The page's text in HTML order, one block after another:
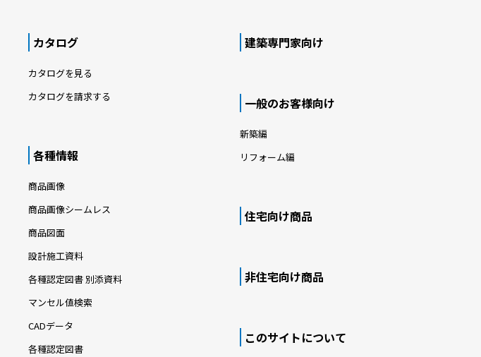
カタログ
カタログを見る
カタログを請求する
各種情報
商品画像
商品画像シームレス
商品図面
設計施工資料
各種認定図書 別添資料
マンセル値検索
CADデータ
各種認定図書
建築専門家向け
一般のお客様向け
新築編
リフォーム編
住宅向け商品
非住宅向け商品
このサイトについて